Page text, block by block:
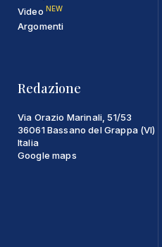
Video NEW
Argomenti
Redazione
Via Orazio Marinali, 51/53
36061 Bassano del Grappa (VI)
Italia
Google maps